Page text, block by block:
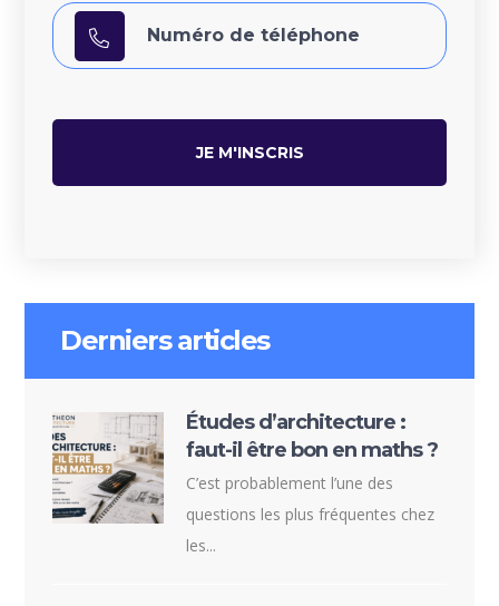
Derniers articles
Études d’architecture :
faut-il être bon en maths ?
C’est probablement l’une des
questions les plus fréquentes chez
les...